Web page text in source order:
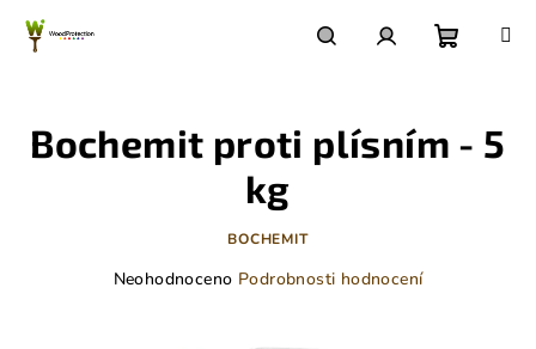
obsah
košík
Bochemit proti plísním - 5
kg
BOCHEMIT
Průměrné
Neohodnoceno Podrobnosti hodnocení